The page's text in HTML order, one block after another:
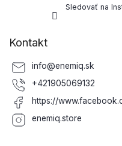
Sledovať na
Kontakt
info@enemiq.sk
+421905069132
https://
enemiq.store